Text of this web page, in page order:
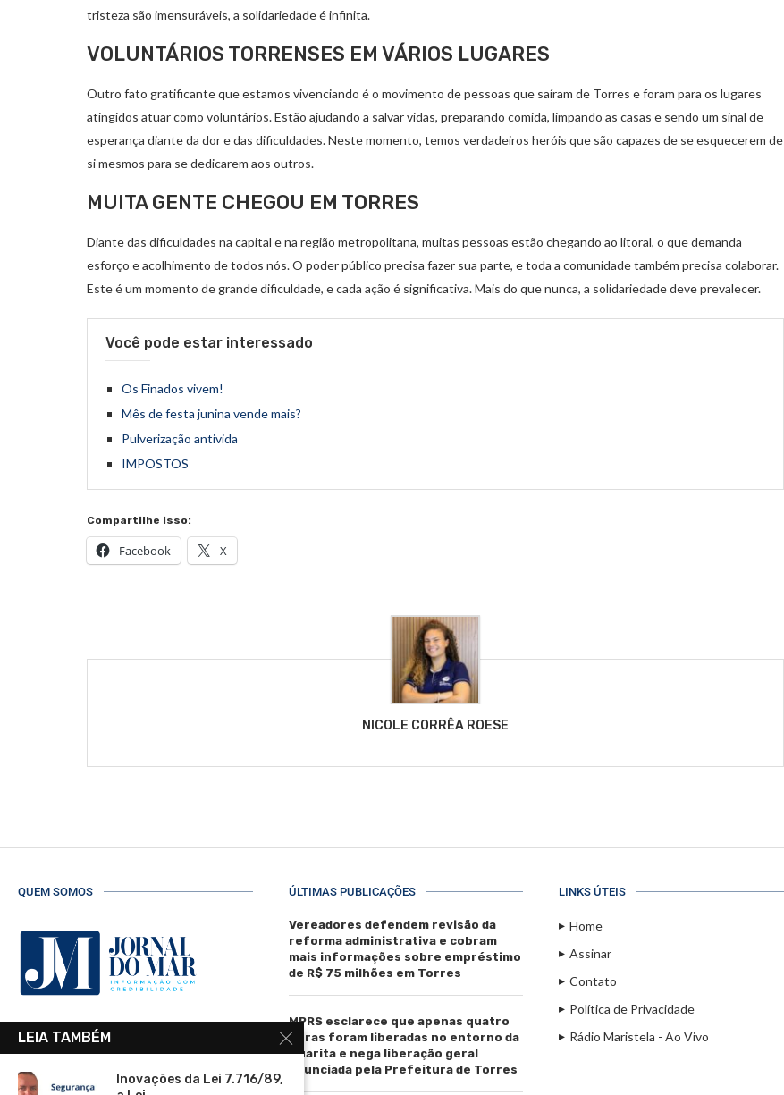
tristeza são imensuráveis, a solidariedade é infinita.
VOLUNTÁRIOS TORRENSES EM VÁRIOS LUGARES
Outro fato gratificante que estamos vivenciando é o movimento de pessoas que saíram de Torres e foram para os lugares
atingidos atuar como voluntários. Estão ajudando a salvar vidas, preparando comida, limpando as casas e sendo um sinal de
esperança diante da dor e das dificuldades. Neste momento, temos verdadeiros heróis que são capazes de se esquecerem de
si mesmos para se dedicarem aos outros.
MUITA GENTE CHEGOU EM TORRES
Diante das dificuldades na capital e na região metropolitana, muitas pessoas estão chegando ao litoral, o que demanda
esforço e acolhimento de todos nós. O poder público precisa fazer sua parte, e toda a comunidade também precisa colaborar.
Este é um momento de grande dificuldade, e cada ação é significativa. Mais do que nunca, a solidariedade deve prevalecer.
Você pode estar interessado
Os Finados vivem!
Mês de festa junina vende mais?
Pulverização antivida
IMPOSTOS
Compartilhe isso:
Facebook X
NICOLE CORRÊA ROESE
QUEM SOMOS
R. Manoel de Matos Pereira, 40 -
Telefone: (51) 3664-4188
ÚLTIMAS PUBLICAÇÕES
Vereadores defendem revisão da
reforma administrativa e cobram
mais informações sobre empréstimo
de R$ 75 milhões em Torres
MPRS esclarece que apenas quatro
obras foram liberadas no entorno da
Guarita e nega liberação geral
anunciada pela Prefeitura de Torres
LINKS ÚTEIS
Home
Assinar
Contato
Política de Privacidade
Rádio Maristela - Ao Vivo
LEIA TAMBÉM
Inovações da Lei 7.716/89,